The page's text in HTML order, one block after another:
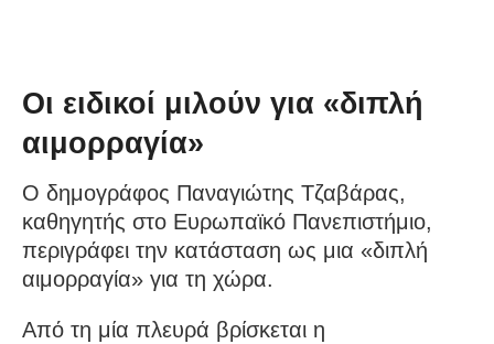
Οι ειδικοί μιλούν για «διπλή
αιμορραγία»
Ο δημογράφος Παναγιώτης Τζαβάρας,
καθηγητής στο Ευρωπαϊκό Πανεπιστήμιο,
περιγράφει την κατάσταση ως μια «διπλή
αιμορραγία» για τη χώρα.
Από τη μία πλευρά βρίσκεται η